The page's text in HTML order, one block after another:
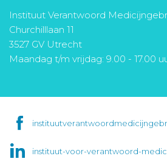
Instituut Verantwoord
Churchilllaan 11
3527 GV Utrecht
Maandag t/m vrijdag: 9.00 - 17.00
instituut-voor-verantwoord-